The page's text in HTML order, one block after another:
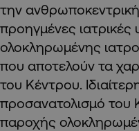
την
προηγμένες
ολοκληρωμένης
που αποτελούν τα
του Κέντρου.
προσανατολισμό του
παροχής